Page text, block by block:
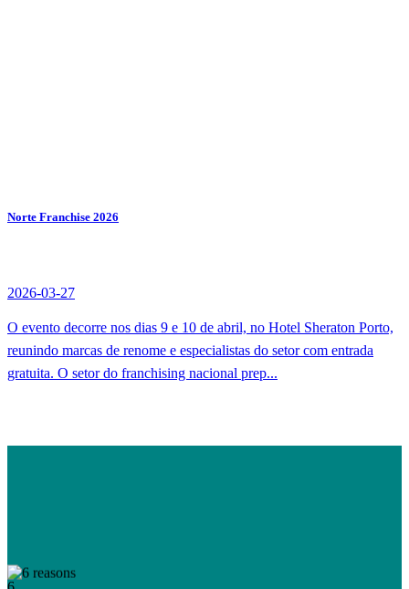
Norte Franchise 2026
2026-03-27
O evento decorre nos dias 9 e 10 de abril, no Hotel Sheraton Porto,
reunindo marcas de renome e especialistas do setor com entrada
gratuita. O setor do franchising nacional prep...